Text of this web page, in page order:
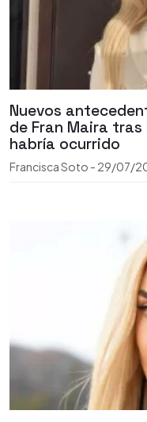
Nuevos
de Fran Maira
habría ocurrido
Francisca Soto - 29/07/